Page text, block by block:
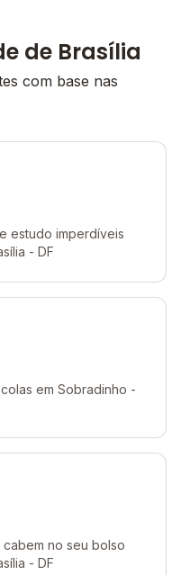
de Brasília
com base nas
estudo imperdíveis
- DF
em Sobradinho -
no seu bolso
- DF